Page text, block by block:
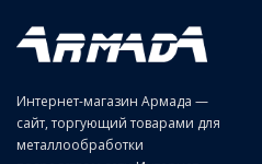
Интернет-магазин Армада —
сайт, торгующий товарами для
металлообработки